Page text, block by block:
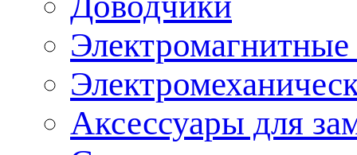
Аксессуары для